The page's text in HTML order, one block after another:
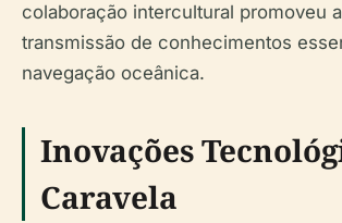
colaboração intercultural promoveu
transmissão de conhecimentos
navegação oceânica.
Inovações
Caravela